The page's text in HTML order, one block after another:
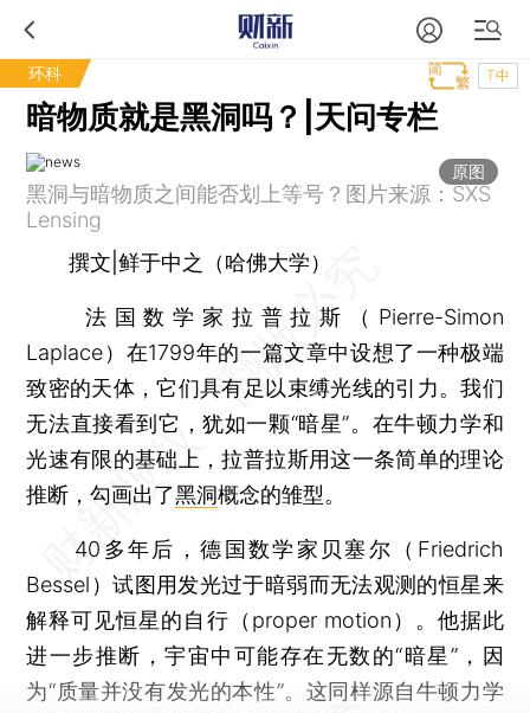
环科 T中
暗物质就是黑洞吗？|天问专栏
原图
黑洞与暗物质之间能否划上等号？图片来源：SXS
Lensing
撰文|鲜于中之（哈佛大学）
法国数学家拉普拉斯（Pierre-Simon
Laplace）在1799年的一篇文章中设想了一种极端
致密的天体，它们具有足以束缚光线的引力。我们
无法直接看到它，犹如一颗“暗星”。在牛顿力学和
光速有限的基础上，拉普拉斯用这一条简单的理论
推断，勾画出了黑洞概念的雏型。
40多年后，德国数学家贝塞尔（Friedrich
Bessel）试图用发光过于暗弱而无法观测的恒星来
解释可见恒星的自行（proper motion）。他据此
进一步推断，宇宙中可能存在无数的“暗星”，因
为“质量并没有发光的本性”。这同样源自牛顿力学